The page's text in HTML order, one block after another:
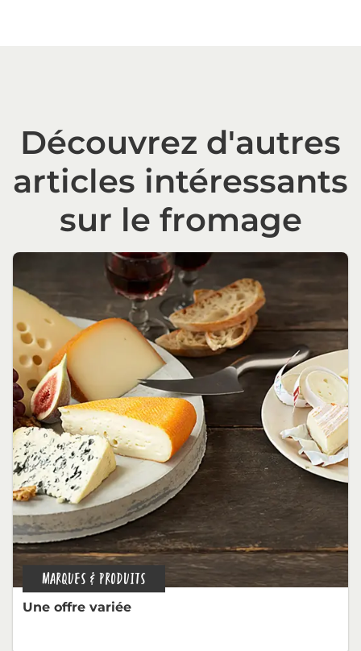
Découvrez d'autres
articles intéressants
sur le fromage
MARQUES & PRODUITS
Une offre variée